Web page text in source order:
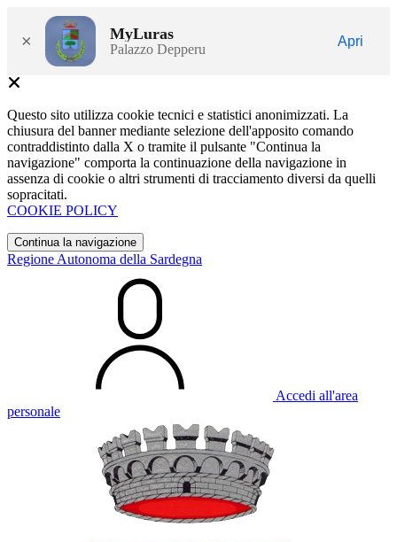
× MyLuras
Palazzo Depperu
Apri
Questo sito utilizza cookie tecnici e statistici anonimizzati. La
chiusura del banner mediante selezione dell'apposito comando
contraddistinto dalla X o tramite il pulsante "Continua la
navigazione" comporta la continuazione della navigazione in
assenza di cookie o altri strumenti di tracciamento diversi da quelli
sopracitati.
COOKIE POLICY
Continua la navigazione
Regione Autonoma della Sardegna
Accedi all'area
personale